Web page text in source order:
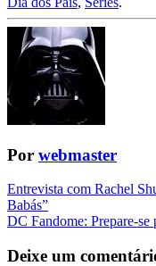
Por webmaster
Navegação
da
Entrevista com Rachel
Babás”
DC Fandome: Prepare-
Deixe um